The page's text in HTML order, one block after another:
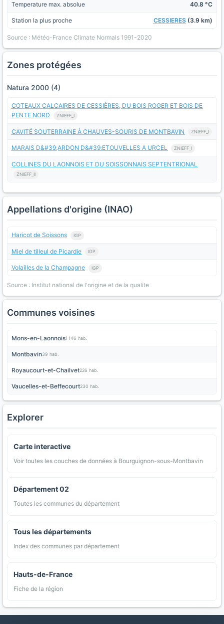
Temperature max. absolue 40.8 °C
Station la plus proche CESSIERES (3.9 km)
Source : Météo-France Climate Normals 1991-2020
Zones protégées
Natura 2000 (4)
COTEAUX CALCAIRES DE CESSIÈRES, DU BOIS ROGER ET BOIS DE
PENTE NORD
ZNIEFF_I
CAVITÉ SOUTERRAINE À CHAUVES-SOURIS DE MONTBAVIN ZNIEFF_I
MARAIS D&#39;ARDON D&#39;ETOUVELLES A URCEL ZNIEFF_I
COLLINES DU LAONNOIS ET DU SOISSONNAIS SEPTENTRIONAL
ZNIEFF_II
Appellations d'origine (INAO)
Haricot de Soissons IGP
Miel de tilleul de Picardie IGP
Volailles de la Champagne IGP
Source : Institut national de l'origine et de la qualite
Communes voisines
Mons-en-Laonnois1 146 hab.
Montbavin39 hab.
Royaucourt-et-Chailvet226 hab.
Vaucelles-et-Beffecourt230 hab.
Explorer
Carte interactive
Voir toutes les couches de données à Bourguignon-sous-Montbavin
Département 02
Toutes les communes du département
Tous les départements
Index des communes par département
Hauts-de-France
Fiche de la région